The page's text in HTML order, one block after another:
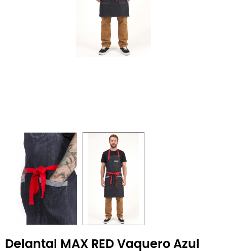
Delantal MAX RED Vaquero Azul